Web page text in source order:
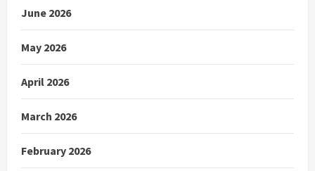
June 2026
May 2026
April 2026
March 2026
February 2026